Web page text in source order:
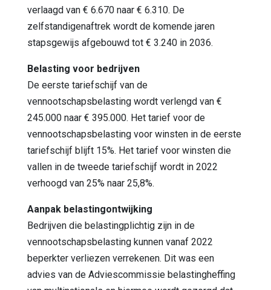
verlaagd van € 6.670 naar € 6.310. De
zelfstandigenaf­trek wordt de komende jaren
stapsgewijs afgebouwd tot € 3.240 in 2036.
Belasting voor bedrijven
De eerste tariefschijf van de
vennootschapsbelasting wordt verlengd van €
245.000 naar € 395.000. Het tarief voor de
vennootschapsbelasting voor winsten in de eerste
tariefschijf blijft 15%. Het tarief voor winsten die
vallen in de tweede tariefschijf wordt in 2022
verhoogd van 25% naar 25,8%.
Aanpak belastingontwijking
Bedrijven die belastingplichtig zijn in de
vennootschapsbelasting kunnen vanaf 2022
beperkter verliezen verrekenen. Dit was een
advies van de Adviescommissie belastingheffing